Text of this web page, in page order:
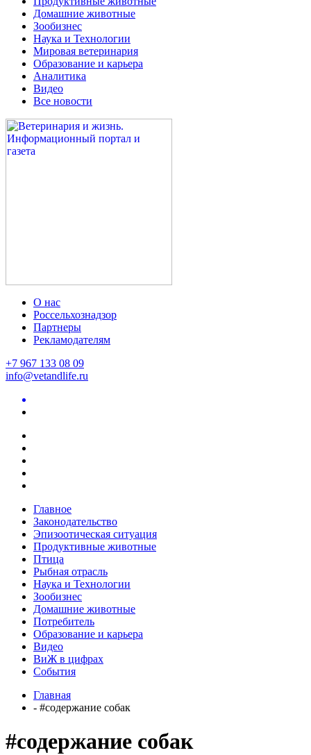
Домашние животные
Зообизнес
Наука и Технологии
Мировая ветеринария
Образование и карьера
Аналитика
Видео
Все новости
О нас
Россельхознадзор
Партнеры
Рекламодателям
+7 967 133 08 09
info@vetandlife.ru
Главное
Законодательство
Эпизоотическая ситуация
Продуктивные животные
Птица
Рыбная отрасль
Наука и Технологии
Зообизнес
Домашние животные
Потребитель
Образование и карьера
Видео
ВиЖ в цифрах
События
Главная
- #содержание собак
#содержание собак